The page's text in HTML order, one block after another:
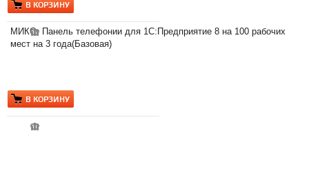
В КОРЗИНУ
МИКО: Панель телефонии для 1С:Предприятие 8 на 100 рабочих
мест на 3 года(Базовая)
В КОРЗИНУ